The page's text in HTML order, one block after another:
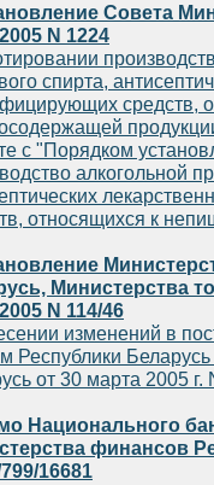
Совета
N 1224
спирта,
средств,
с "Порядком
алкогольной
относящихся к
Министерства
N 114/46
изменений в
Республики
от 30 марта 2005 г.
Национального
финансов
16681